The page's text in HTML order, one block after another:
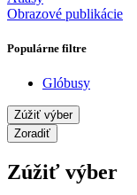
Obrazové publikácie
Populárne filtre
Glóbusy
Zúžiť výber
Zoradiť
Zúžiť výber